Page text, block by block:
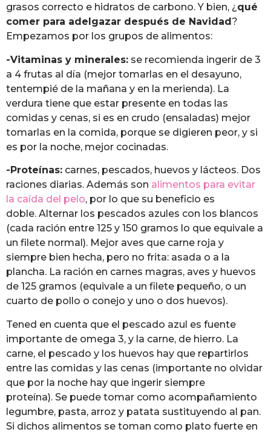
grasos correcto e hidratos de carbono. Y bien, ¿qué
comer para adelgazar después de Navidad ?
Empezamos por los grupos de alimentos:
-Vitaminas y minerales: se recomienda ingerir de 3
a 4 frutas al día (mejor tomarlas en el desayuno,
tentempié de la mañana y en la merienda). La
verdura tiene que estar presente en todas las
comidas y cenas, si es en crudo (ensaladas) mejor
tomarlas en la comida, porque se digieren peor, y si
es por la noche, mejor cocinadas.
-Proteínas: carnes, pescados, huevos y lácteos. Dos
raciones diarias. Además son alimentos para evitar
la caída del pelo, por lo que su beneficio es
doble. Alternar los pescados azules con los blancos
(cada ración entre 125 y 150 gramos lo que equivale a
un filete normal). Mejor aves que carne roja y
siempre bien hecha, pero no frita: asada o a la
plancha. La ración en carnes magras, aves y huevos
de 125 gramos (equivale a un filete pequeño, o un
cuarto de pollo o conejo y uno o dos huevos).
Tened en cuenta que el pescado azul es fuente
importante de omega 3, y la carne, de hierro. La
carne, el pescado y los huevos hay que repartirlos
entre las comidas y las cenas (importante no olvidar
que por la noche hay que ingerir siempre
proteína). Se puede tomar como acompañamiento
legumbre, pasta, arroz y patata sustituyendo al pan.
Si dichos alimentos se toman como plato fuerte en